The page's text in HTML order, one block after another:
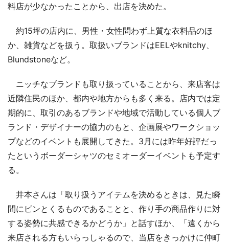
料店が少なかったことから、出店を決めた。
約15坪の店内に、男性・女性問わず上質な衣料品のほ
か、雑貨などを扱う。取扱いブランドはEELやknitchy、
Blundstoneなど。
ニッチなブランドも取り扱っていることから、来店客は
近隣住民のほか、都内や地方からも多く来る。店内では定
期的に、取引のあるブランドや地域で活動している個人ブ
ランド・デザイナーの協力のもと、企画展やワークショッ
プなどのイベントも展開してきた。3月には昨年好評だっ
たというボーダーシャツのセミオーダーイベントも予定す
る。
井本さんは「取り扱うアイテムを決めるときは、見た瞬
間にピンとくるものであることと、作り手の商品作りに対
する姿勢に共感できるかどうか」と話すほか、「遠くから
来店される方もいらっしゃるので、当店をきっかけに仲町